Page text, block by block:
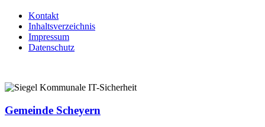
Kontakt
Inhaltsverzeichnis
Impressum
Datenschutz
Gemeinde Scheyern